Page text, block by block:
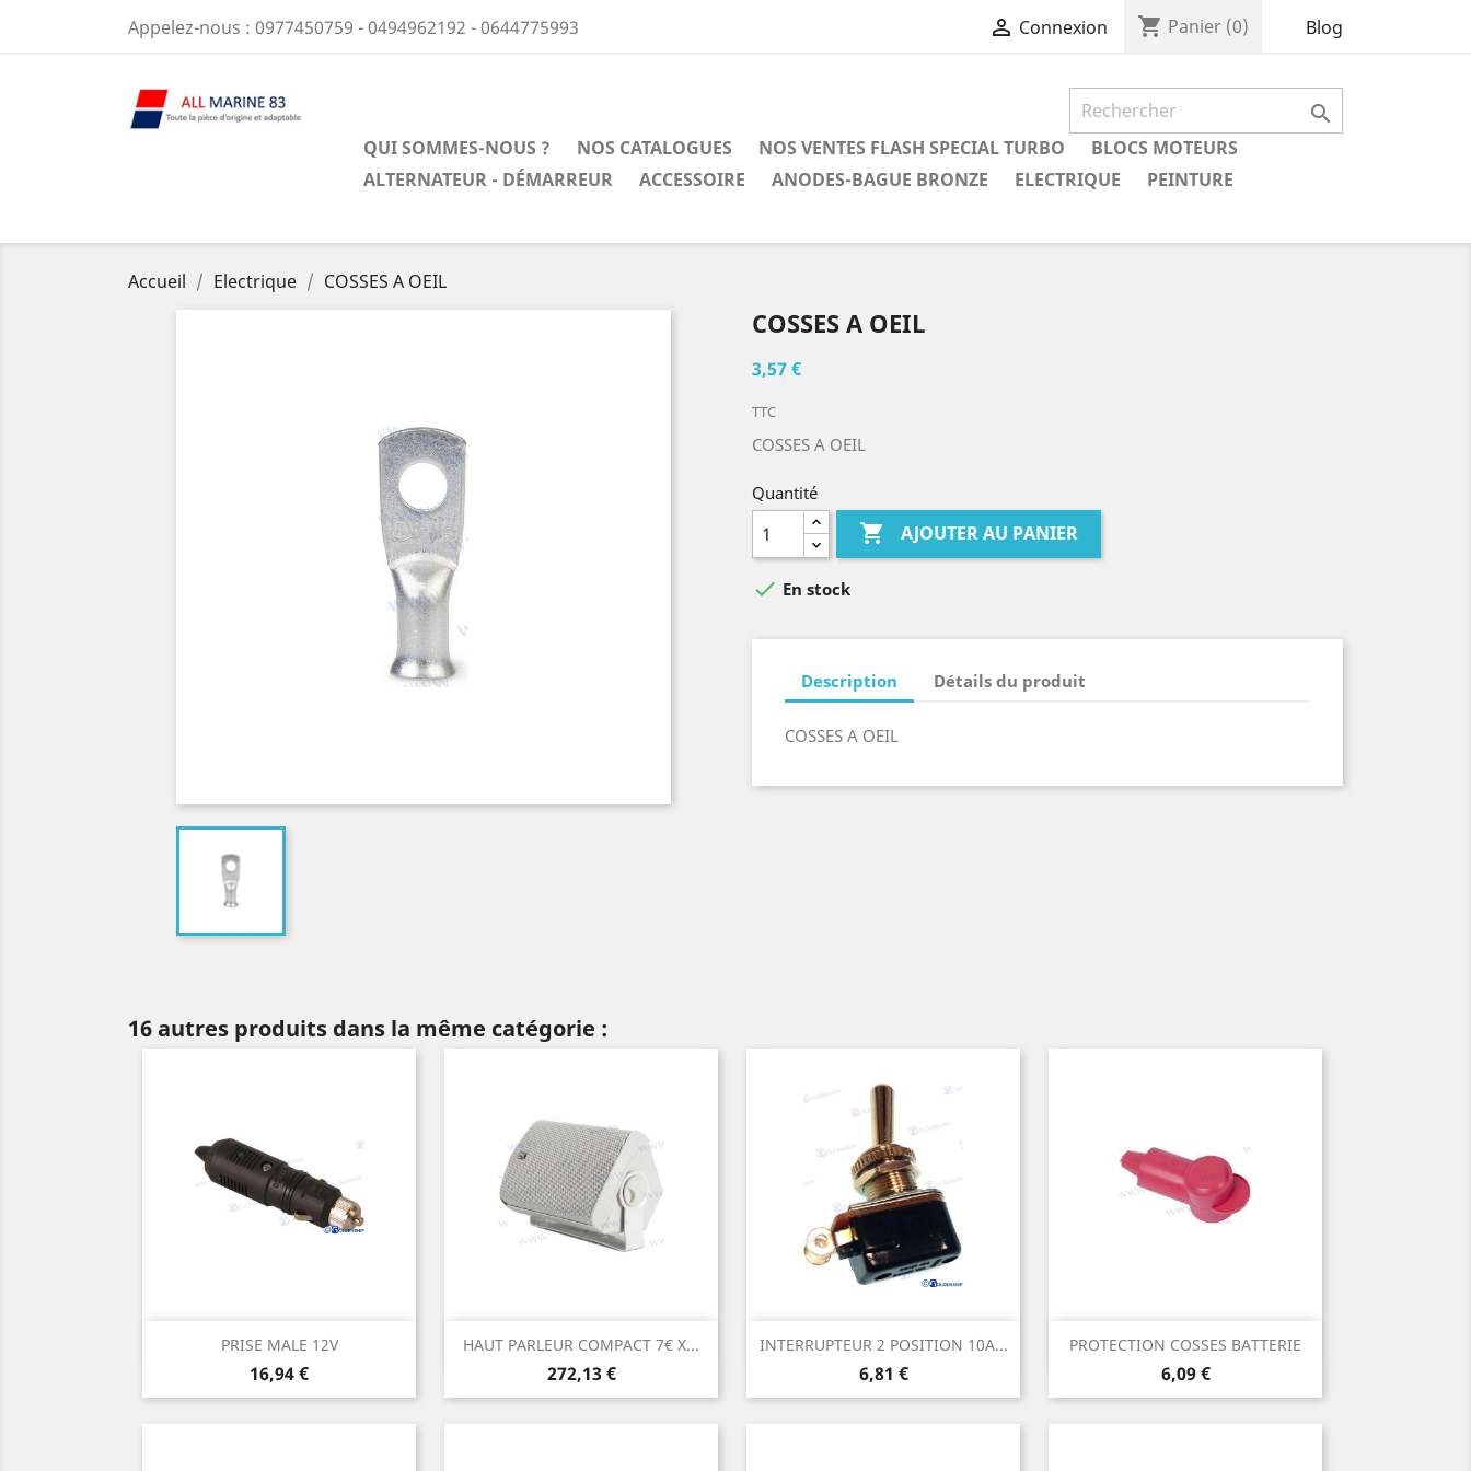
Appelez-nous : 0977450759 - 0494962192 - 0644775993  Connexion shopping_cart Panier (0) Blog

QUI SOMMES-NOUS ? NOS CATALOGUES NOS VENTES FLASH SPECIAL TURBO
BLOCS MOTEURS
ALTERNATEUR - DÉMARREUR
ACCESSOIRE ANODES-BAGUE BRONZE ELECTRIQUE PEINTURE
Accueil Electrique COSSES A OEIL
COSSES A OEIL
3,57 €
TTC
COSSES A OEIL
Quantité
 AJOUTER AU PANIER
 En stock
Description Détails du produit
COSSES A OEIL
16 autres produits dans la même catégorie :
PRISE MALE 12V
Prix
16,94 €
Aperçu rapide HAUT PARLEUR COMPACT 7€ X...
Prix
272,13 €
Aperçu rapide INTERRUPTEUR 2 POSITION 10A...
Prix
6,81 €
Aperçu rapide PROTECTION COSSES BATTERIE
Prix
6,09 €
Aperçu rapide